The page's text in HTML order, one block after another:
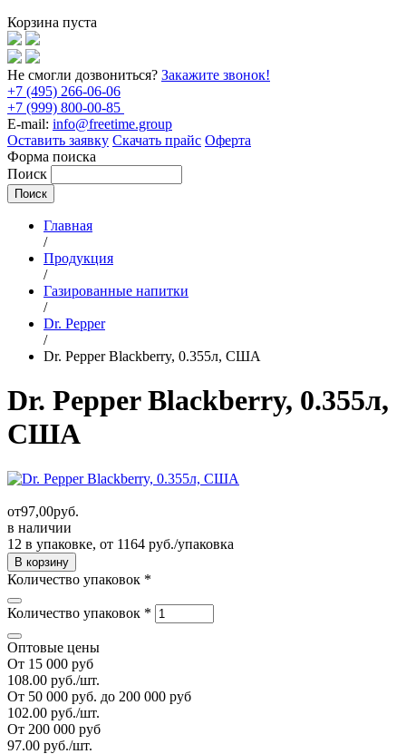
Корзина пуста
Не смогли дозвониться? Закажите звонок!
+7 (495) 266-06-06
+7 (999) 800-00-85
E-mail: info@freetime.group
Оставить заявку Скачать прайс Оферта
Форма поиска
Поиск
Главная
/
Продукция
/
Газированные напитки
/
Dr. Pepper
/
Dr. Pepper Blackberry, 0.355л, США
Dr. Pepper Blackberry, 0.355л,
США
от97,00руб.
в наличии
12 в упаковке, от 1164 руб./упаковка
Количество упаковок *
Количество упаковок *
Оптовые цены
От 15 000 руб
108.00 руб./шт.
От 50 000 руб. до 200 000 руб
102.00 руб./шт.
От 200 000 руб
97.00 руб./шт.